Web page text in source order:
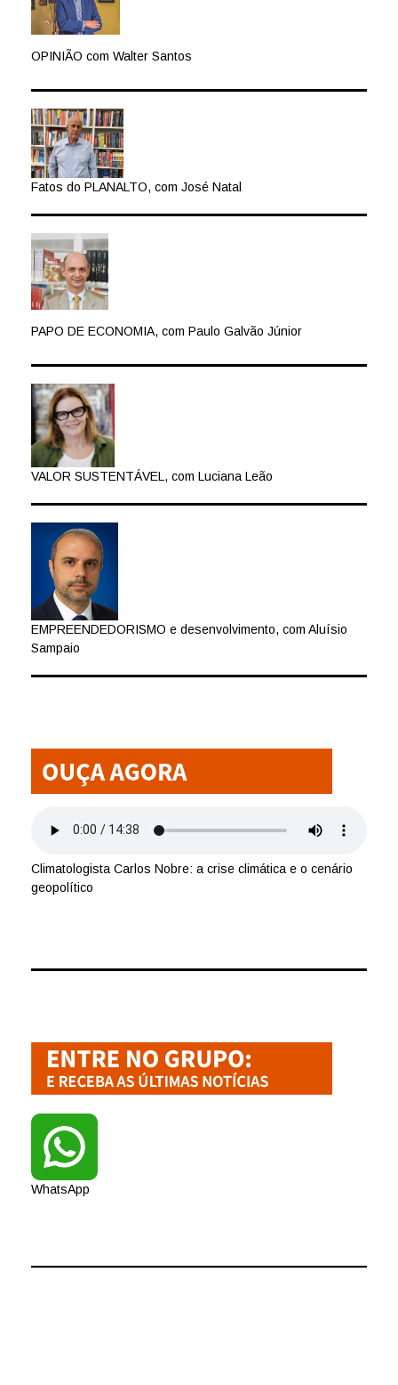
OPINIÃO com Walter Santos
Fatos do PLANALTO, com José Natal
PAPO DE ECONOMIA, com Paulo Galvão Júnior
VALOR SUSTENTÁVEL, com Luciana Leão
EMPREENDEDORISMO e desenvolvimento, com Aluísio
Sampaio
Climatologista Carlos Nobre: a crise climática e o cenário
geopolítico
WhatsApp